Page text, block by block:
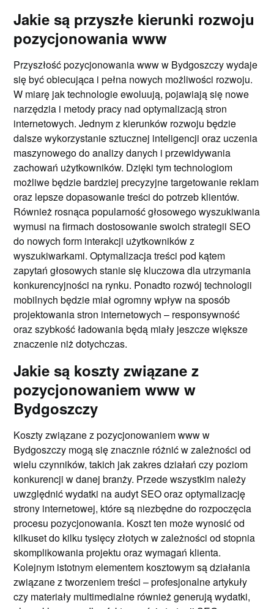
Jakie są przyszłe kierunki rozwoju
pozycjonowania www
Przyszłość pozycjonowania www w Bydgoszczy wydaje
się być obiecująca i pełna nowych możliwości rozwoju.
W miarę jak technologie ewoluują, pojawiają się nowe
narzędzia i metody pracy nad optymalizacją stron
internetowych. Jednym z kierunków rozwoju będzie
dalsze wykorzystanie sztucznej inteligencji oraz uczenia
maszynowego do analizy danych i przewidywania
zachowań użytkowników. Dzięki tym technologiom
możliwe będzie bardziej precyzyjne targetowanie reklam
oraz lepsze dopasowanie treści do potrzeb klientów.
Również rosnąca popularność głosowego wyszukiwania
wymusi na firmach dostosowanie swoich strategii SEO
do nowych form interakcji użytkowników z
wyszukiwarkami. Optymalizacja treści pod kątem
zapytań głosowych stanie się kluczowa dla utrzymania
konkurencyjności na rynku. Ponadto rozwój technologii
mobilnych będzie miał ogromny wpływ na sposób
projektowania stron internetowych – responsywność
oraz szybkość ładowania będą miały jeszcze większe
znaczenie niż dotychczas.
Jakie są koszty związane z
pozycjonowaniem www w
Bydgoszczy
Koszty związane z pozycjonowaniem www w
Bydgoszczy mogą się znacznie różnić w zależności od
wielu czynników, takich jak zakres działań czy poziom
konkurencji w danej branży. Przede wszystkim należy
uwzględnić wydatki na audyt SEO oraz optymalizację
strony internetowej, które są niezbędne do rozpoczęcia
procesu pozycjonowania. Koszt ten może wynosić od
kilkuset do kilku tysięcy złotych w zależności od stopnia
skomplikowania projektu oraz wymagań klienta.
Kolejnym istotnym elementem kosztowym są działania
związane z tworzeniem treści – profesjonalne artykuły
czy materiały multimedialne również generują wydatki,